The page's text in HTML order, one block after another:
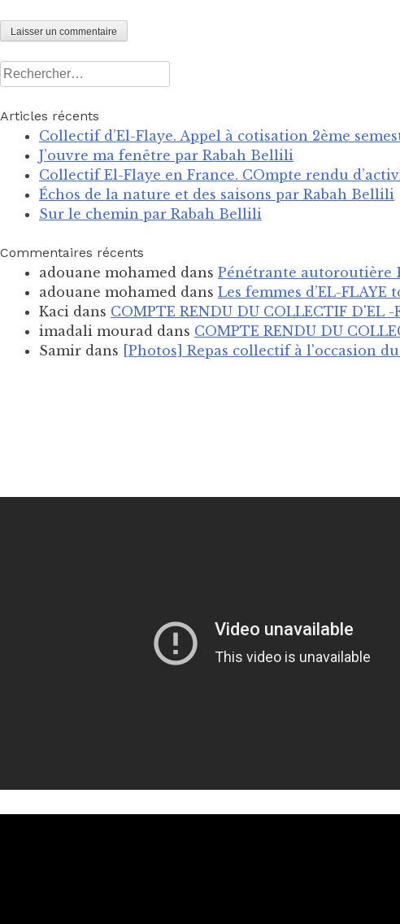
Rechercher :
Articles récents
Collectif d’El-Flaye. Appel à cotisation 2ème
J’ouvre ma fenêtre par Rabah Bellili
Collectif El-Flaye en France. COmpte rendu
Échos de la nature et des saisons par Rabah Bellili
Sur le chemin par Rabah Bellili
Commentaires récents
adouane mohamed dans Pénétrante autoroutière
adouane mohamed dans Les femmes d’EL-
Kaci dans COMPTE RENDU DU COLLECTIF D'EL -
imadali mourad dans COMPTE RENDU DU
Samir dans [Photos] Repas collectif à l'occasion